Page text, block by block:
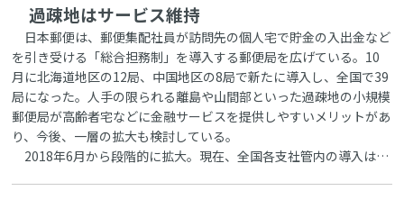
過疎地はサービス維持
日本郵便は、郵便集配社員が訪問先の個人宅で貯金の入出金など
を引き受ける「総合担務制」を導入する郵便局を広げている。10
月に北海道地区の12局、中国地区の8局で新たに導入し、全国で39
局になった。人手の限られる離島や山間部といった過疎地の小規模
郵便局が高齢者宅などに金融サービスを提供しやすいメリットがあ
り、今後、一層の拡大も検討している。
2018年6月から段階的に拡大。現在、全国各支社管内の導入は…